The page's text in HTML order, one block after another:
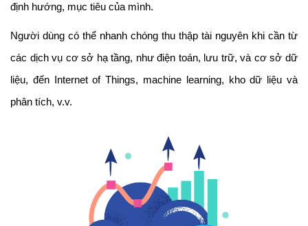
định hướng, mục tiêu của mình.
Người dùng có thể nhanh chóng thu thập tài nguyên khi cần từ
các dịch vụ cơ sở hạ tầng, như điện toán, lưu trữ, và cơ sở dữ
liệu, đến Internet of Things, machine learning, kho dữ liệu và
phân tích, v.v.